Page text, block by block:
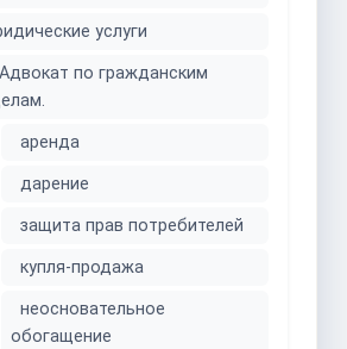
услуги
Адвокат по гражданским
аренда
дарение
защита прав потребителей
купля-продажа
неосновательное
обогащение